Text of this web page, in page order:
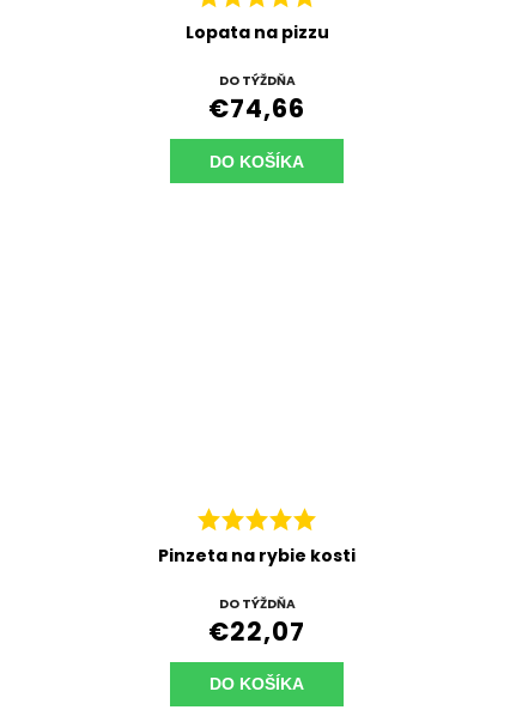
Lopata na pizzu
DO TÝŽDŇA
€74,66
DO KOŠÍKA
Pinzeta na rybie kosti
DO TÝŽDŇA
€22,07
DO KOŠÍKA